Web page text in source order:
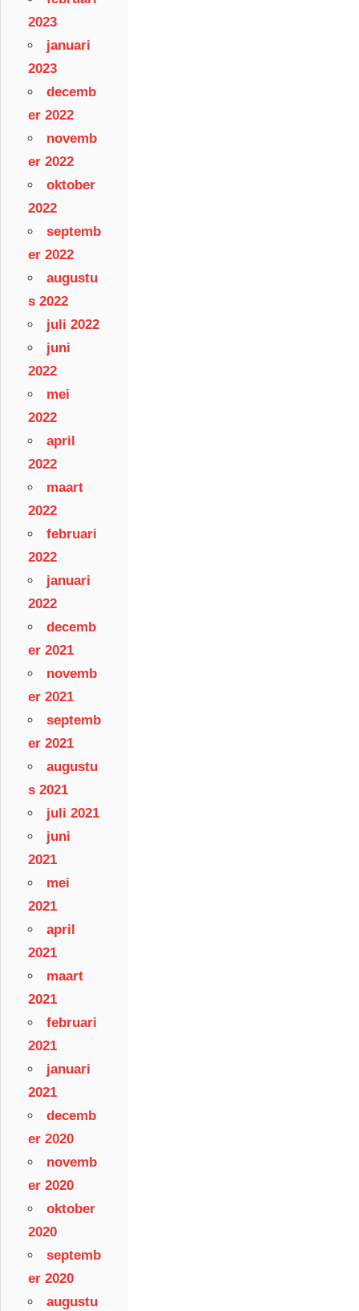
2023
januari
2023
decemb
er 2022
novemb
er 2022
oktober
2022
septemb
er 2022
augustu
s 2022
juli 2022
juni
2022
mei
2022
april
2022
maart
2022
februari
2022
januari
2022
decemb
er 2021
novemb
er 2021
septemb
er 2021
augustu
s 2021
juli 2021
juni
2021
mei
2021
april
2021
maart
2021
februari
2021
januari
2021
decemb
er 2020
novemb
er 2020
oktober
2020
septemb
er 2020
augustu